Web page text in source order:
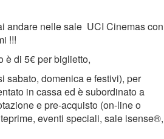
andare nelle sale UCI Cinemas
!!!
è di 5€ per biglietto,
sabato, domenica e festivi), per
in cassa ed è subordinato a
e pre-acquisto (on-line o
eventi speciali, sale isense®,